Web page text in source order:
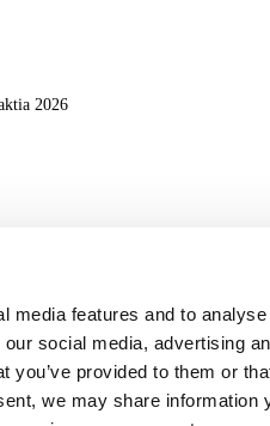
media features and to analyse
social media, advertising
you’ve provided to them or
we may share information
2026